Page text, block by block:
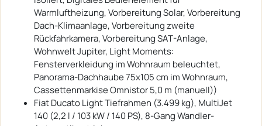
Warmluftheizung, Vorbereitung Solar, Vorbereitung
Dach-Klimaanlage, Vorbereitung zweite
Rückfahrkamera, Vorbereitung SAT-Anlage,
Wohnwelt Jupiter, Light Moments:
Fensterverkleidung im Wohnraum beleuchtet,
Panorama-Dachhaube 75x105 cm im Wohnraum,
Cassettenmarkise Omnistor 5,0 m (manuell))
Fiat Ducato Light Tiefrahmen (3.499 kg), MultiJet
140 (2,2 l / 103 kW / 140 PS), 8-Gang Wandler-